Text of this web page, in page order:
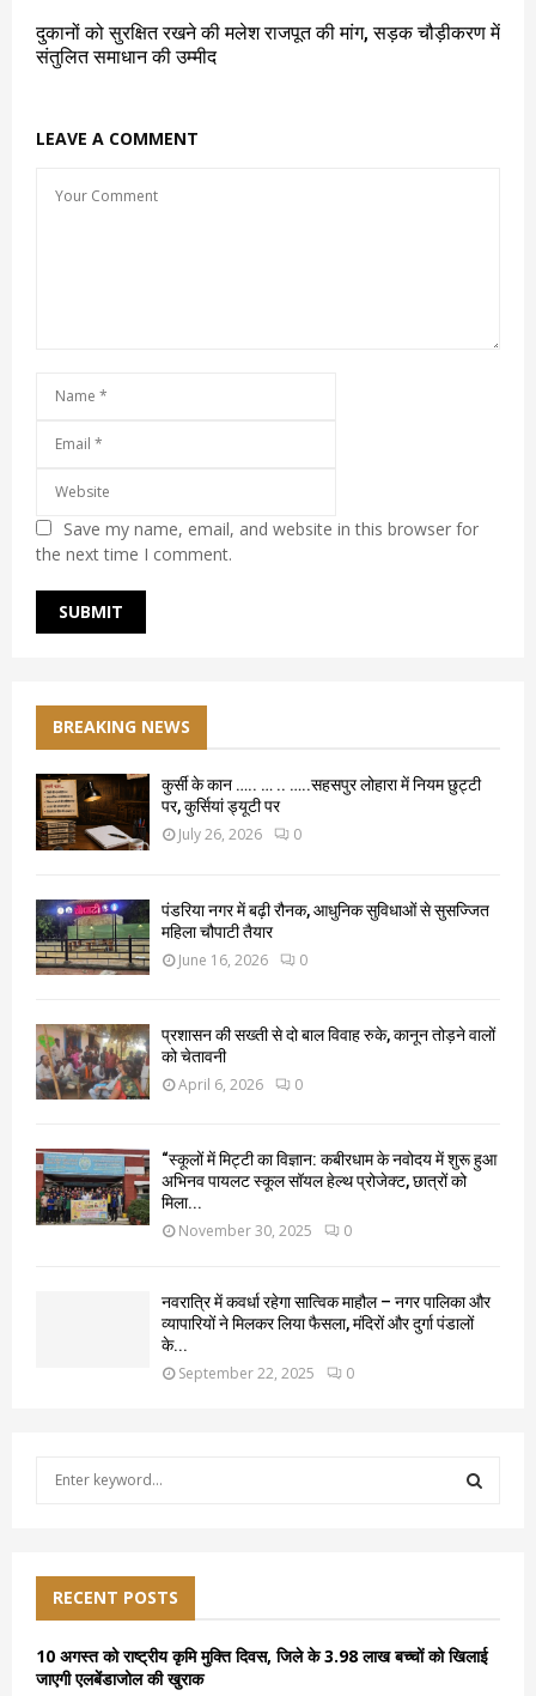
दुकानों को सुरक्षित रखने की मलेश राजपूत की मांग, सड़क चौड़ीकरण में
संतुलित समाधान की उम्मीद
LEAVE A COMMENT
Save my name, email, and website in this browser for
the next time I comment.
BREAKING NEWS
कुर्सी के कान ….. … .. …..सहसपुर लोहारा में नियम छुट्टी
पर, कुर्सियां ड्यूटी पर
July 26, 2026 0
पंडरिया नगर में बढ़ी रौनक, आधुनिक सुविधाओं से सुसज्जित
महिला चौपाटी तैयार
June 16, 2026 0
प्रशासन की सख्ती से दो बाल विवाह रुके, कानून तोड़ने वालों
को चेतावनी
April 6, 2026 0
“स्कूलों में मिट्टी का विज्ञान: कबीरधाम के नवोदय में शुरू हुआ
अभिनव पायलट स्कूल सॉयल हेल्थ प्रोजेक्ट, छात्रों को
मिला...
November 30, 2025 0
नवरात्रि में कवर्धा रहेगा सात्विक माहौल – नगर पालिका और
व्यापारियों ने मिलकर लिया फैसला, मंदिरों और दुर्गा पंडालों
के...
September 22, 2025 0
f
o
r
RECENT POSTS
10 अगस्त को राष्ट्रीय कृमि मुक्ति दिवस, जिले के 3.98 लाख बच्चों को खिलाई
जाएगी एलबेंडाजोल की खुराक